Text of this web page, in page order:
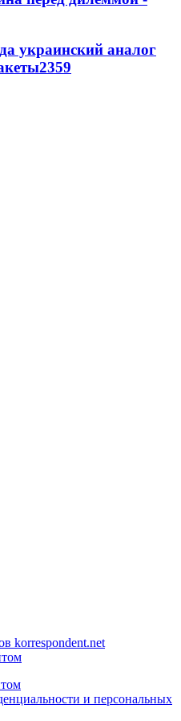
украинский аналог
2359
korrespondent.net
и персональных